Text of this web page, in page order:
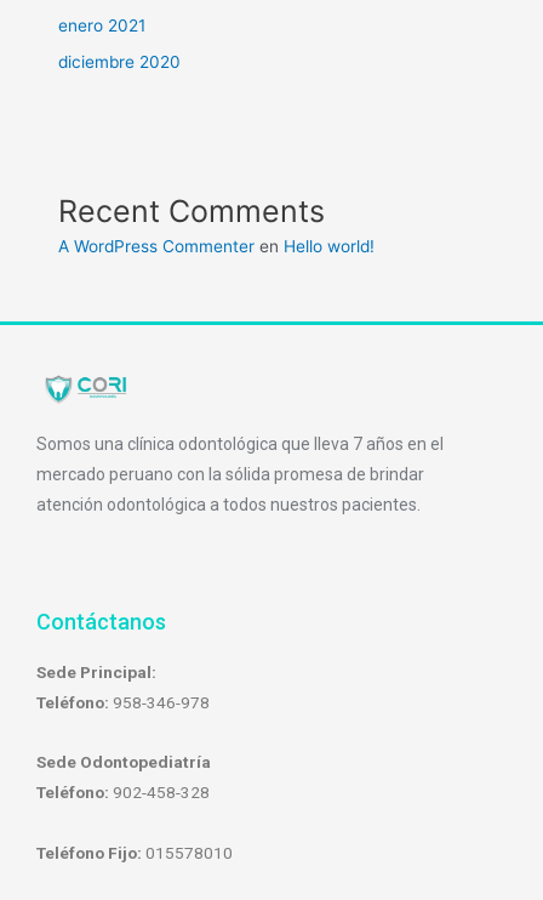
enero 2021
diciembre 2020
Recent Comments
A WordPress Commenter en Hello world!
Somos una clínica odontológica que lleva 7 años en el
mercado peruano con la sólida promesa de brindar
atención odontológica a todos nuestros pacientes.
Contáctanos
Sede Principal:
Teléfono: 958-346-978
Sede Odontopediatría
Teléfono: 902-458-328
Teléfono Fijo: 015578010